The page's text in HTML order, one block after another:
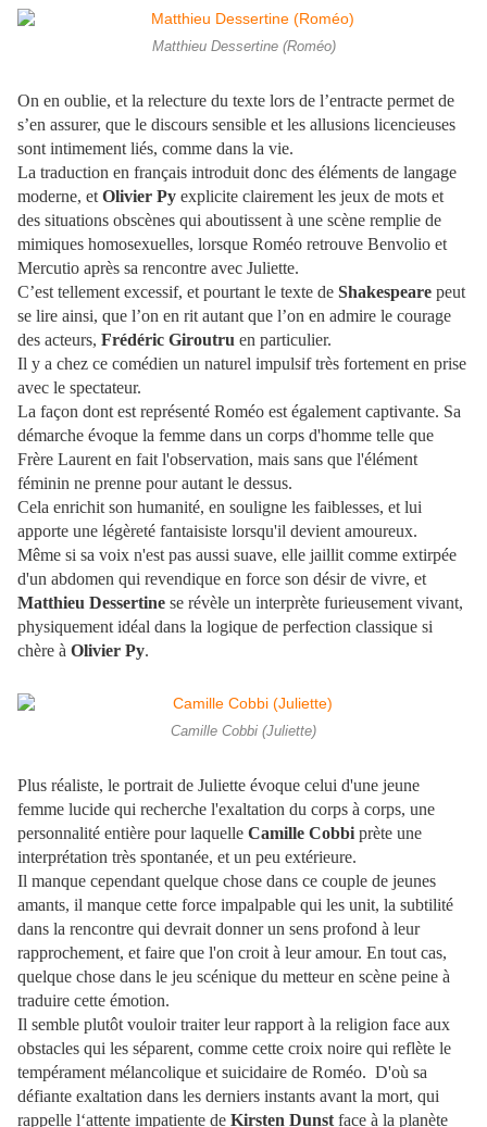
Matthieu Dessertine (Roméo)
On en oublie, et la relecture du texte lors de l’entracte permet de
s’en assurer, que le discours sensible et les allusions licencieuses
sont intimement liés, comme dans la vie.
La traduction en français introduit donc des éléments de langage
moderne, et Olivier Py explicite clairement les jeux de mots et
des situations obscènes qui aboutissent à une scène remplie de
mimiques homosexuelles, lorsque Roméo retrouve Benvolio et
Mercutio après sa rencontre avec Juliette.
C’est tellement excessif, et pourtant le texte de Shakespeare peut
se lire ainsi, que l’on en rit autant que l’on en admire le courage
des acteurs, Frédéric Giroutru en particulier.
Il y a chez ce comédien un naturel impulsif très fortement en prise
avec le spectateur.
La façon dont est représenté Roméo est également captivante. Sa
démarche évoque la femme dans un corps d'homme telle que
Frère Laurent en fait l'observation, mais sans que l'élément
féminin ne prenne pour autant le dessus.
Cela enrichit son humanité, en souligne les faiblesses, et lui
apporte une légèreté fantaisiste lorsqu'il devient amoureux.
Même si sa voix n'est pas aussi suave, elle jaillit comme extirpée
d'un abdomen qui revendique en force son désir de vivre, et
Matthieu Dessertine se révèle un interprète furieusement vivant,
physiquement idéal dans la logique de perfection classique si
chère à Olivier Py.
Camille Cobbi (Juliette)
Plus réaliste, le portrait de Juliette évoque celui d'une jeune
femme lucide qui recherche l'exaltation du corps à corps, une
personnalité entière pour laquelle Camille Cobbi prète une
interprétation très spontanée, et un peu extérieure.
Il manque cependant quelque chose dans ce couple de jeunes
amants, il manque cette force impalpable qui les unit, la subtilité
dans la rencontre qui devrait donner un sens profond à leur
rapprochement, et faire que l'on croit à leur amour. En tout cas,
quelque chose dans le jeu scénique du metteur en scène peine à
traduire cette émotion.
Il semble plutôt vouloir traiter leur rapport à la religion face aux
obstacles qui les séparent, comme cette croix noire qui reflète le
tempérament mélancolique et suicidaire de Roméo. D'où sa
défiante exaltation dans les derniers instants avant la mort, qui
rappelle l‘attente impatiente de Kirsten Dunst face à la planète